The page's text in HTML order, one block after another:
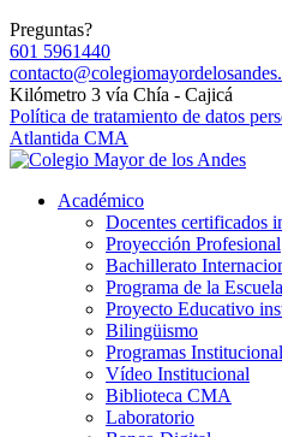
Preguntas?
601 5961440
Kilómetro 3 vía Chía - Cajicá
Política de tratamiento de datos
Atlantida CMA
Académico
Docentes certificados
Proyección Profesional
Bachillerato
Programa de la
Proyecto Educativo
Bilingüismo
Programas
Vídeo Institucional
Biblioteca CMA
Laboratorio